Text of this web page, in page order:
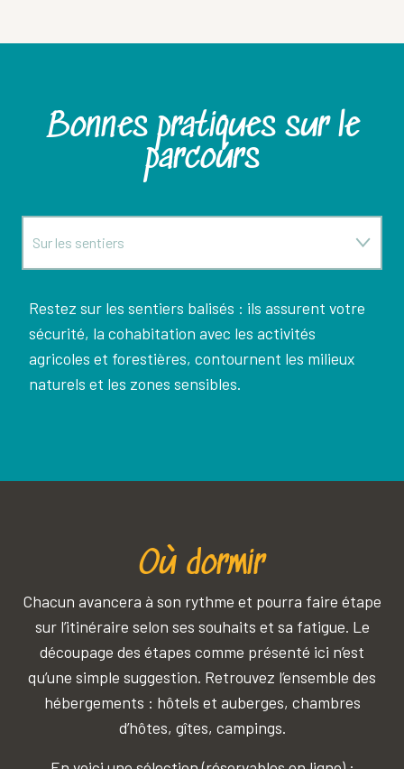
Bonnes pratiques sur le
parcours
Sur les sentiers
Restez sur les sentiers balisés : ils assurent votre
sécurité, la cohabitation avec les activités
agricoles et forestières, contournent les milieux
naturels et les zones sensibles.
Où dormir
Chacun avancera à son rythme et pourra faire étape
sur l’itinéraire selon ses souhaits et sa fatigue. Le
découpage des étapes comme présenté ici n’est
qu’une simple suggestion. Retrouvez l’ensemble des
hébergements : hôtels et auberges, chambres
d’hôtes, gîtes, campings.